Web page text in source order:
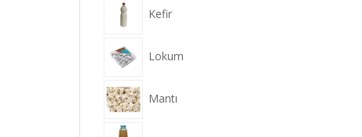
Kefir
Lokum
Mantı